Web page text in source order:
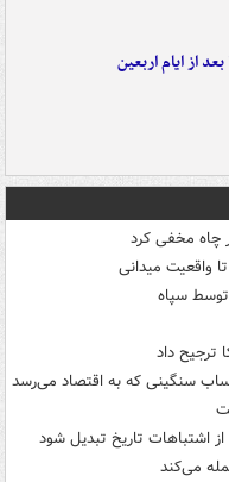
از ایام اربعین
چاه مخفی کرد
واقعیت میدانی
توسط سپاه
ترجیح داد
سنگینی که به اقتصاد می‌رسد
اشتباهات تاریخ تبدیل شود